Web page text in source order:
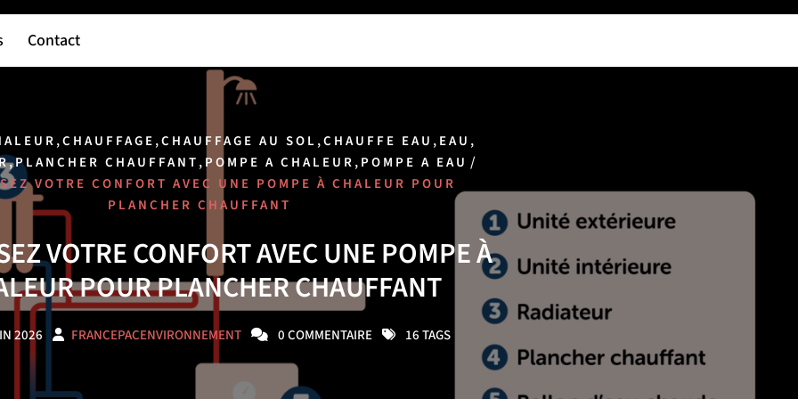
Contact
,CHAUFFAGE,CHAUFFAGE AU SOL ,CHAUFFE EAU ,EAU ,
,PLANCHER CHAUFFANT,POMPE A CHALEUR,POMPE A EAU /
VOTRE CONFORT AVEC UNE POMPE À CHALEUR POUR
PLANCHER CHAUFFANT
VOTRE CONFORT AVEC UNE POMPE À
POUR PLANCHER CHAUFFANT
2026 FRANCEPACENVIRONNEMENT 0 COMMENTAIRE 16 TAGS